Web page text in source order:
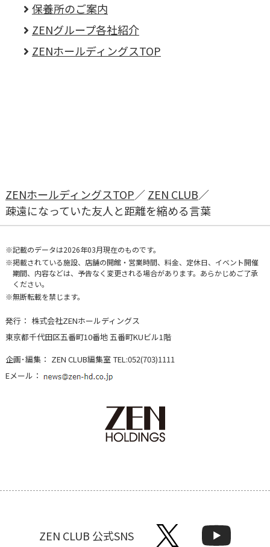
保養所のご案内
ZENグループ各社紹介
ZENホールディングスTOP
ZENホールディングスTOP
ZEN CLUB
疎遠になっていた友人と距離を縮める言葉
記載のデータは2026年03月現在のものです。
掲載されている施設、店舗の開館・営業時間、料金、定休日、イベント開催
期間、内容などは、予告なく変更される場合があります。あらかじめご了承
ください。
無断転載を禁じます。
発行： 株式会社ZENホールディングス
東京都千代田区五番町10番地 五番町KUビル1階
企画･編集： ZEN CLUB編集室 TEL:052(703)1111
Eメール：
ZEN CLUB 公式SNS